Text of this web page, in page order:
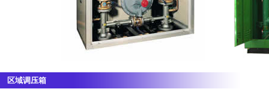
区域调压箱